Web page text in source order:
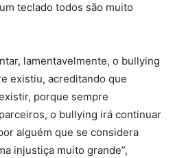
teclado todos são muito
lamentavelmente, o bullying
existiu, acreditando que
porque sempre
o bullying irá continuar
alguém que se considera
injustiça muito grande”,